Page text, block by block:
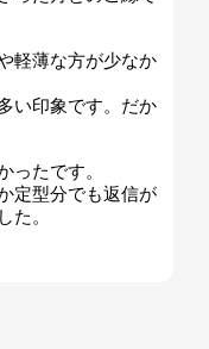
軽薄な方が少なか
い印象です。だか
ったです。
定型分でも返信が
た。